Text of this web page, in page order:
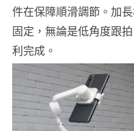
件在保障順滑調節。加
固定，無論是低角度跟
利完成。